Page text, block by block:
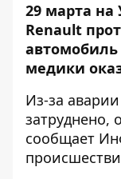
29 марта
Renault
медики
Из-за
затруднено,
сообщает